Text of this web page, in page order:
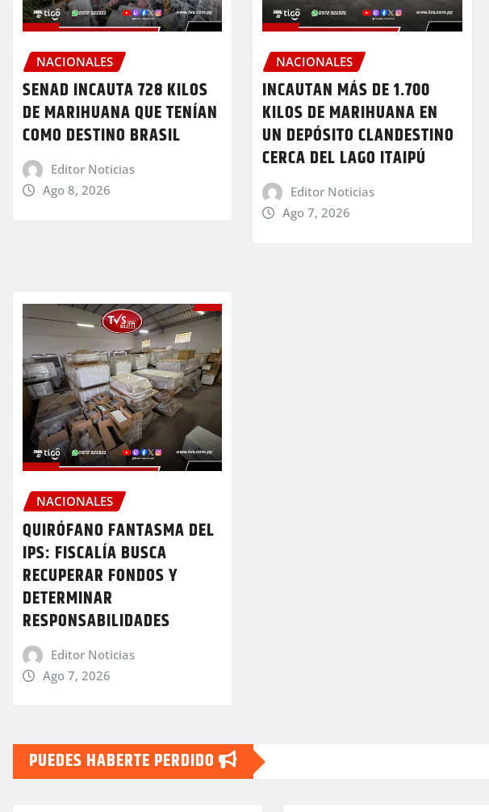
NACIONALES
SENAD INCAUTA 728 KILOS
DE MARIHUANA QUE TENÍAN
COMO DESTINO BRASIL
Editor Noticias
Ago 8, 2026
NACIONALES
INCAUTAN MÁS DE 1.700
KILOS DE MARIHUANA EN
UN DEPÓSITO CLANDESTINO
CERCA DEL LAGO ITAIPÚ
Editor Noticias
Ago 7, 2026
NACIONALES
QUIRÓFANO FANTASMA DEL
IPS: FISCALÍA BUSCA
RECUPERAR FONDOS Y
DETERMINAR
RESPONSABILIDADES
Editor Noticias
Ago 7, 2026
PUEDES HABERTE PERDIDO